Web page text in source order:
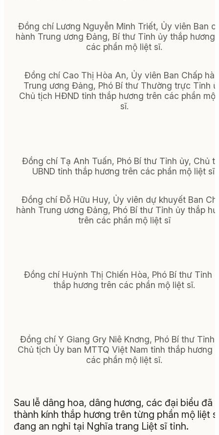
Đồng chí Lương Nguyễn Minh Triết, Ủy viên Ban
hành Trung ương Đảng, Bí thư Tỉnh ủy thắp hương
các phần mộ liệt sĩ.
Đồng chí Cao Thị Hòa An, Ủy viên Ban Chấp
Trung ương Đảng, Phó Bí thư Thường trực Tỉnh
Chủ tịch HĐND tỉnh thắp hương trên các phần mộ
sĩ.
Đồng chí Tạ Anh Tuấn, Phó Bí thư Tỉnh ủy, Chủ
UBND tỉnh thắp hương trên các phần mộ liệt sĩ.
Đồng chí Đỗ Hữu Huy, Ủy viên dự khuyết Ban
hành Trung ương Đảng, Phó Bí thư Tỉnh ủy thắp
trên các phần mộ liệt sĩ
Đồng chí Huỳnh Thị Chiến Hòa, Phó Bí thư Tỉnh
thắp hương trên các phần mộ liệt sĩ.
Đồng chí Y Giang Gry Niê Knơng, Phó Bí thư Tỉnh
Chủ tịch Ủy ban MTTQ Việt Nam tỉnh thắp hương
các phần mộ liệt sĩ.
Sau lễ dâng hoa, dâng hương, các đại biểu đã
thành kính thắp hương trên từng phần mộ liệt
đang an nghỉ tại Nghĩa trang Liệt sĩ tỉnh.